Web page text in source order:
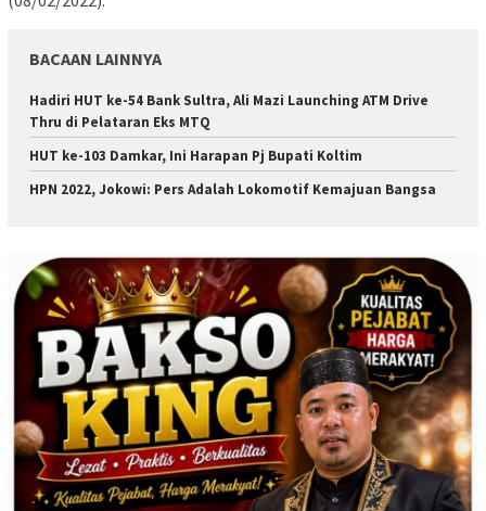
BACAAN LAINNYA
Hadiri HUT ke-54 Bank Sultra, Ali Mazi Launching ATM Drive
Thru di Pelataran Eks MTQ
HUT ke-103 Damkar, Ini Harapan Pj Bupati Koltim
HPN 2022, Jokowi: Pers Adalah Lokomotif Kemajuan Bangsa